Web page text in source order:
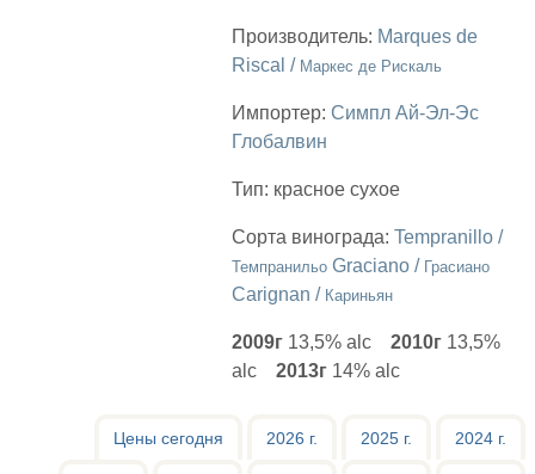
Производитель: Marques de
Riscal / Маркес де Рискаль
Импортер: Симпл Ай-Эл-Эс
Глобалвин
Тип: красное сухое
Сорта винограда: Tempranillo /
Темпранильо Graciano / Грасиано
Carignan / Кариньян
2009г 13,5% alc 2010г 13,5%
alc
2013г 14% alc
Цены сегодня 2026 г. 2025 г. 2024 г.